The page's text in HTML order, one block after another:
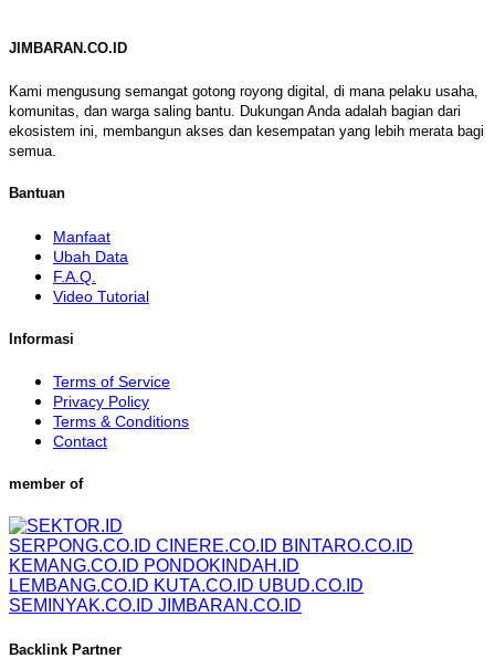
JIMBARAN.CO.ID
Kami mengusung semangat gotong royong digital, di mana pelaku usaha,
komunitas, dan warga saling bantu. Dukungan Anda adalah bagian dari
ekosistem ini, membangun akses dan kesempatan yang lebih merata bagi
semua.
Bantuan
Manfaat
Ubah Data
F.A.Q.
Video Tutorial
Informasi
Terms of Service
Privacy Policy
Terms & Conditions
Contact
member of
SERPONG.CO.ID CINERE.CO.ID BINTARO.CO.ID
KEMANG.CO.ID PONDOKINDAH.ID
LEMBANG.CO.ID KUTA.CO.ID UBUD.CO.ID
SEMINYAK.CO.ID JIMBARAN.CO.ID
Backlink Partner